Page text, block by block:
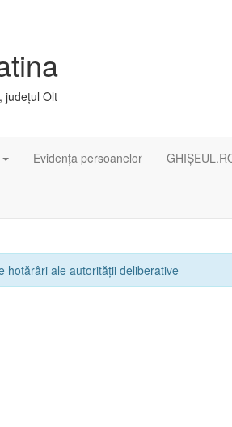
județul Olt
Evidența persoanelor
hotărâri ale autorității deliberative